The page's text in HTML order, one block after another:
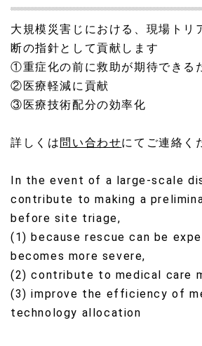
大規模災害じにおける、現場トリ
断の指針として貢献します
①重症化の前に救助が期待できる
②医療軽減に貢献
③医療技術配分の効率化
詳しくは問い合わせにてご連絡く
In the event of a large-scale
contribute to making a
before site triage,
(1) because rescue can be
becomes more severe,
(2) contribute to medical care
(3) improve the efficiency of
technology allocation